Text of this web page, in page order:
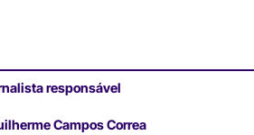
responsável
Campos Correa